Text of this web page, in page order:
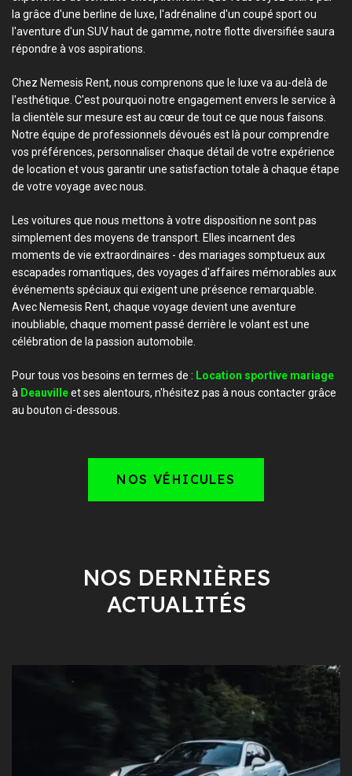
la grâce d'une berline de luxe, l'adrénaline d'un coupé sport ou
l'aventure d'un SUV haut de gamme, notre flotte diversifiée saura
répondre à vos aspirations.
Chez Nemesis Rent, nous comprenons que le luxe va au-delà de
l'esthétique. C'est pourquoi notre engagement envers le service à
la clientèle sur mesure est au cœur de tout ce que nous faisons.
Notre équipe de professionnels dévoués est là pour comprendre
vos préférences, personnaliser chaque détail de votre expérience
de location et vous garantir une satisfaction totale à chaque étape
de votre voyage avec nous.
Les voitures que nous mettons à votre disposition ne sont pas
simplement des moyens de transport. Elles incarnent des
moments de vie extraordinaires - des mariages somptueux aux
escapades romantiques, des voyages d'affaires mémorables aux
événements spéciaux qui exigent une présence remarquable.
Avec Nemesis Rent, chaque voyage devient une aventure
inoubliable, chaque moment passé derrière le volant est une
célébration de la passion automobile.
Pour tous vos besoins en termes de : Location sportive mariage
à Deauvilleet ses alentours, n'hésitez pas à nous contacter grâce
au bouton ci-dessous.
NOS VÉHICULES
NOS DERNIÈRES
ACTUALITÉS